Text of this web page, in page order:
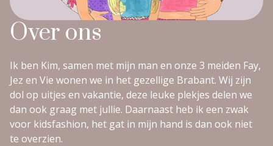
Over ons
Ik ben Kim, samen met mijn man en onze 3 meiden Fay,
Jez en Vie wonen we in het gezellige Brabant. Wij zijn
dol op uitjes en vakantie, deze leuke plekjes delen we
dan ook graag met jullie. Daarnaast heb ik een zwak
voor kidsfashion, het gat in mijn hand is dan ook niet
te overzien.